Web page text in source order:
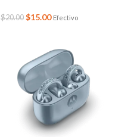
$20.00 $15.00 Efectivo